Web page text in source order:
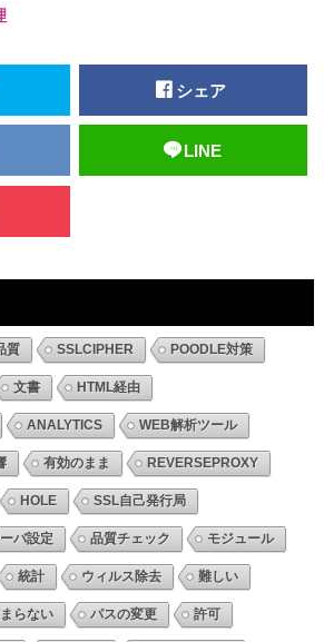
シェア
LINE
質 SSLCIPHER POODLE対策
文書 HTML経由
ANALYTICS WEB解析ツール
有効のまま REVERSEPROXY
HOLE SSL自己発行局
バ設定 品質チェック モジュール
統計 ウィルス除去 難しい
らない パスの変更 許可